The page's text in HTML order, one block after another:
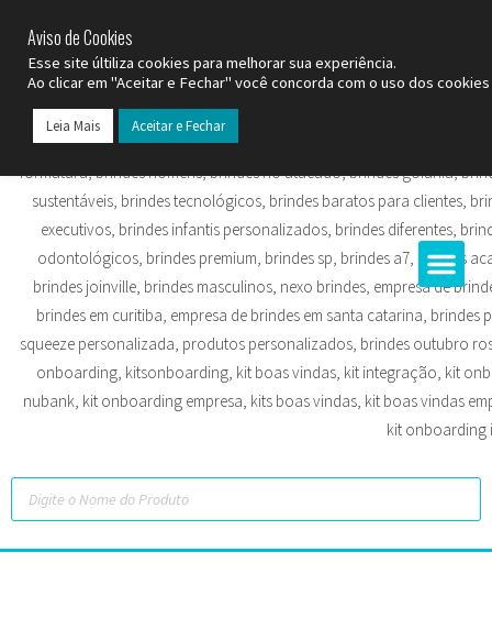
Aviso de Cookies
Esse site últiliza cookies para melhorar sua experiência.
Ao clicar em "Aceitar e Fechar" você concorda com o uso dos
Leia Mais Aceitar e Fechar